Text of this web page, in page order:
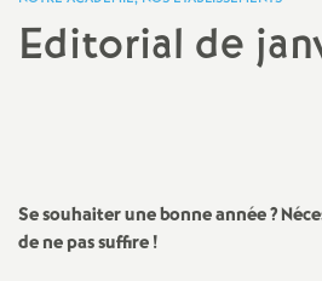
Editorial de
Se souhaiter une bonne année?
de ne pas suffire!